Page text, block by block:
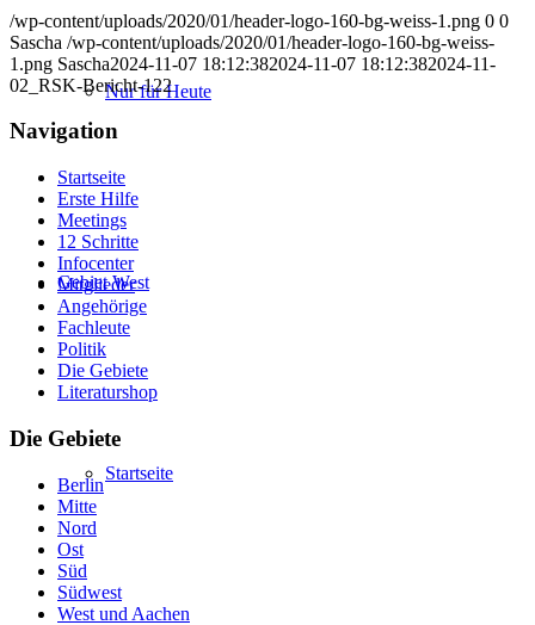
Nur für Heute
Gebiet West
Startseite
/wp-content/uploads/2020/01/header-logo-160-bg-weiss-1.png 0 0
Sascha /wp-content/uploads/2020/01/header-logo-160-bg-weiss-
1.png Sascha2024-11-07 18:12:382024-11-07 18:12:382024-11-
02_RSK-Bericht-122
Navigation
Startseite
Erste Hilfe
Meetings
12 Schritte
Infocenter
Mitglieder
Angehörige
Fachleute
Politik
Die Gebiete
Literaturshop
Die Gebiete
Berlin
Mitte
Nord
Ost
Süd
Südwest
West und Aachen